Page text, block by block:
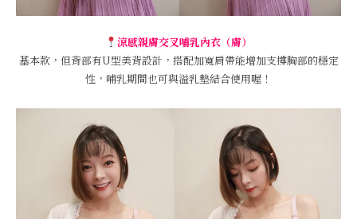
涼感親膚交叉哺乳內衣（膚）
基本款，但背部有U型美背設計，搭配加寬肩帶能增加支撐胸部的穩定
性，哺乳期間也可與溢乳墊結合使用喔！